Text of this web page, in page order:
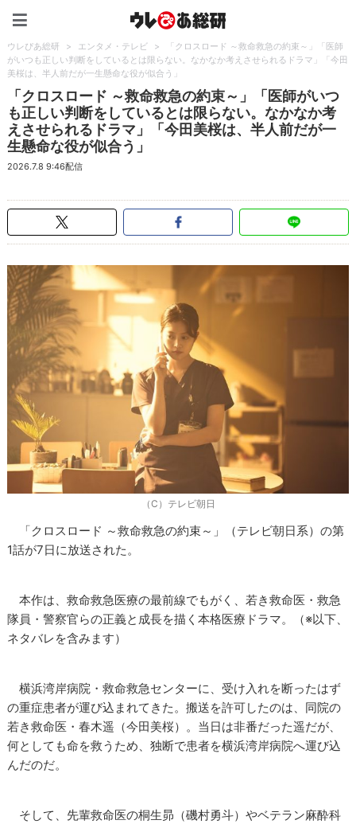
ウレぴあ総研 > エンタメ・テレビ >
「クロスロード ～救命救急の約束～」「医師
がいつも正しい判断をしているとは限らない。なかなか考えさせられるドラマ」「今田
美桜は、半人前だが一生懸命な役が似合う」
「クロスロード ～救命救急の約束～」「医師がいつ
も正しい判断をしているとは限らない。なかなか考
えさせられるドラマ」「今田美桜は、半人前だが一
生懸命な役が似合う」
2026.7.8 9:46配信
（C）テレビ朝日
「クロスロード ～救命救急の約束～」（テレビ朝日系）の第
1話が7日に放送された。
本作は、救命救急医療の最前線でもがく、若き救命医・救急
隊員・警察官らの正義と成長を描く本格医療ドラマ。（※以下、
ネタバレを含みます）
横浜湾岸病院・救命救急センターに、受け入れを断ったはず
の重症患者が運び込まれてきた。搬送を許可したのは、同院の
若き救命医・春木遥（今田美桜）。当日は非番だった遥だが、
何としても命を救うため、独断で患者を横浜湾岸病院へ運び込
んだのだ。
そして、先輩救命医の桐生昴（磯村勇斗）やベテラン麻酔科